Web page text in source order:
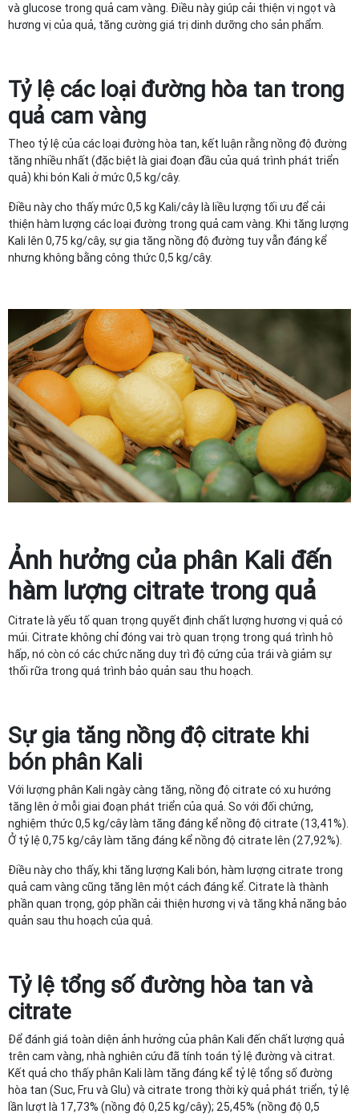
và glucose trong quả cam vàng. Điều này giúp cải thiện vị ngọt và
hương vị của quả, tăng cường giá trị dinh dưỡng cho sản phẩm.
Tỷ lệ các loại đường hòa tan trong
quả cam vàng
Theo tỷ lệ của các loại đường hòa tan, kết luận rằng nồng độ đường
tăng nhiều nhất (đặc biệt là giai đoạn đầu của quá trình phát triển
quả) khi bón Kali ở mức 0,5 kg/cây.
Điều này cho thấy mức 0,5 kg Kali/cây là liều lượng tối ưu để cải
thiện hàm lượng các loại đường trong quả cam vàng. Khi tăng lượng
Kali lên 0,75 kg/cây, sự gia tăng nồng độ đường tuy vẫn đáng kể
nhưng không bằng công thức 0,5 kg/cây.
Ảnh hưởng của phân Kali đến
hàm lượng citrate trong quả
Citrate là yếu tố quan trọng quyết định chất lượng hương vị quả có
múi. Citrate không chỉ đóng vai trò quan trọng trong quá trình hô
hấp, nó còn có các chức năng duy trì độ cứng của trái và giảm sự
thối rữa trong quá trình bảo quản sau thu hoạch.
Sự gia tăng nồng độ citrate khi
bón phân Kali
Với lượng phân Kali ngày càng tăng, nồng độ citrate có xu hướng
tăng lên ở mỗi giai đoạn phát triển của quả. So với đối chứng,
nghiệm thức 0,5 kg/cây làm tăng đáng kể nồng độ citrate (13,41%).
Ở tỷ lệ 0,75 kg/cây làm tăng đáng kể nồng độ citrate lên (27,92%).
Điều này cho thấy, khi tăng lượng Kali bón, hàm lượng citrate trong
quả cam vàng cũng tăng lên một cách đáng kể. Citrate là thành
phần quan trọng, góp phần cải thiện hương vị và tăng khả năng bảo
quản sau thu hoạch của quả.
Tỷ lệ tổng số đường hòa tan và
citrate
Để đánh giá toàn diện ảnh hưởng của phân Kali đến chất lượng quả
trên cam vàng, nhà nghiên cứu đã tính toán tỷ lệ đường và citrat.
Kết quả cho thấy phân Kali làm tăng đáng kể tỷ lệ tổng số đường
hòa tan (Suc, Fru và Glu) và citrate trong thời kỳ quả phát triển, tỷ lệ
lần lượt là 17,73% (nồng độ 0,25 kg/cây); 25,45% (nồng độ 0,5